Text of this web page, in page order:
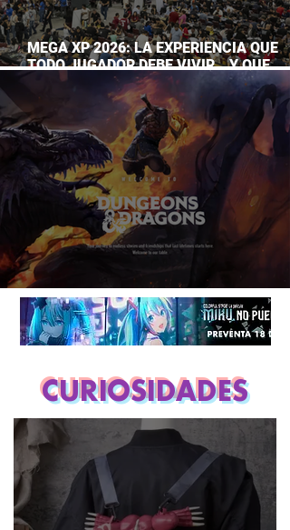
MEGA XP 2026: LA EXPERIENCIA QUE
TODO JUGADOR DEBE VIVIR… Y QUE
AHORA PUEDES DISFRUTAR A TU RITMO
DUNGEONS & DRAGONS ¿TE ATREVES?
CURIOSIDADES